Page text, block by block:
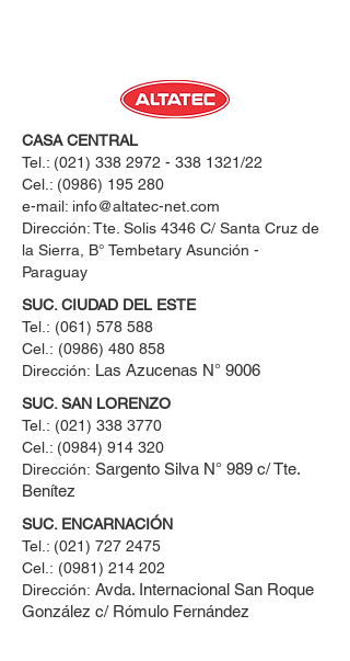
CASA CENTRAL
Tel.: (021) 338 2972 - 338 1321/22
Cel.: (0986) 195 280
e-mail: info@altatec-net.com
Dirección: Tte. Solis 4346 C/ Santa Cruz de
la Sierra, B° Tembetary Asunción -
Paraguay
SUC. CIUDAD DEL ESTE
Tel.: (061) 578 588
Cel.: (0986) 480 858
Dirección: Las Azucenas N° 9006
SUC. SAN LORENZO
Tel.: (021) 338 3770
Cel.: ​(0984) 914 320
Dirección: Sargento Silva N° 989 c/ Tte.
Benítez
SUC. ENCARNACIÓN
Tel.: (021) 727 2475
Cel.: (0981) 214 202
Dirección: Avda. Internacional San Roque
González c/ Rómulo Fernández